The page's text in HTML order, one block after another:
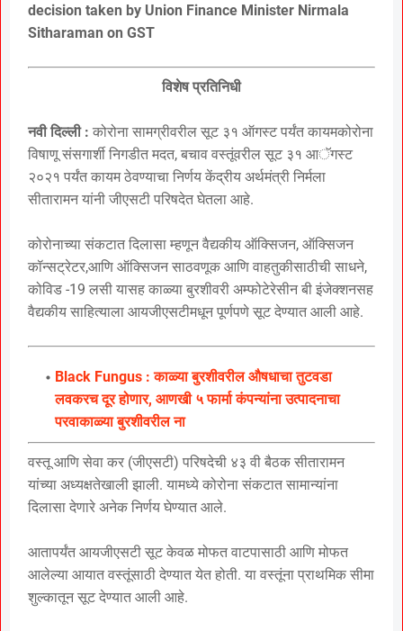
decision taken by Union Finance Minister Nirmala
Sitharaman on GST
विशेष प्रतिनिधी
नवी दिल्ली : कोरोना सामग्रीवरील सूट ३१ ऑगस्ट पर्यंत कायमकोरोना
विषाणू संसगार्शी निगडीत मदत, बचाव वस्तूंवरील सूट ३१ आॅगस्ट
२०२१ पर्यंत कायम ठेवण्याचा निर्णय केंद्रीय अर्थमंत्री निर्मला
सीतारामन यांनी जीएसटी परिषदेत घेतला आहे.
कोरोनाच्या संकटात दिलासा म्हणून वैद्यकीय ऑक्सिजन, ऑक्सिजन
कॉन्सट्रेटर,आणि ऑक्सिजन साठवणूक आणि वाहतुकीसाठीची साधने,
कोविड -19 लसी यासह काळ्या बुरशीवरी अम्फोटेरेसीन बी इंजेक्शनसह
वैद्यकीय साहित्याला आयजीएसटीमधून पूर्णपणे सूट देण्यात आली आहे.
Black Fungus : काळ्या बुरशीवरील औषधाचा तुटवडा
लवकरच दूर होणार, आणखी ५ फार्मा कंपन्यांना उत्पादनाचा
परवाकाळ्या बुरशीवरील ना
वस्तू आणि सेवा कर (जीएसटी) परिषदेची ४३ वी बैठक सीतारामन
यांच्या अध्यक्षतेखाली झाली. यामध्ये कोरोना संकटात सामान्यांना
दिलासा देणारे अनेक निर्णय घेण्यात आले.
आतापर्यंत आयजीएसटी सूट केवळ मोफत वाटपासाठी आणि मोफत
आलेल्या आयात वस्तूंसाठी देण्यात येत होती. या वस्तूंना प्राथमिक सीमा
शुल्कातून सूट देण्यात आली आहे.